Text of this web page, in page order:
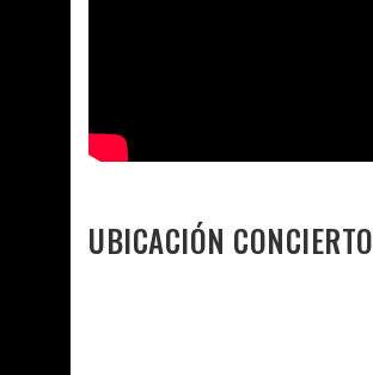
UBICACIÓN CONCIERTO